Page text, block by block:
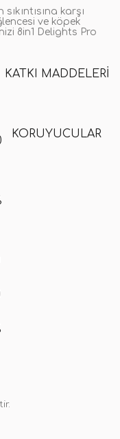
karşı
ve köpek
8in1 Delights Pro
KATKI MADDELERI
KORUYUCULAR